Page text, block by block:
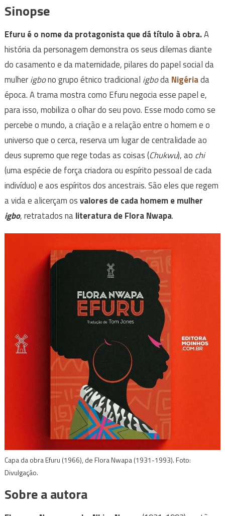
Sinopse
Efuru é o nome da protagonista que dá título à obra.A
história da personagem demonstra os seus dilemas diante
do casamento e da maternidade, pilares do papel social da
mulherigbono grupo étnico tradicional igbodaNigériada
época. A trama mostra como Efuru negocia esse papel e,
para isso, mobiliza o olhar do seu povo. Esse modo como se
percebe o mundo, a criação e a relação entre o homem e o
universo que o cerca, reserva um lugar de centralidade ao
deus supremo que rege todas as coisas (Chukwu), ao chi
(uma espécie de força criadora ou espírito pessoal de cada
indivíduo) e aos espíritos dos ancestrais. São eles que regem
a vida e alicerçam osvalores de cada homem e mulher
igbo, retratados naliteratura de Flora Nwapa.
Capa da obra Efuru (1966), de Flora Nwapa (1931-1993). Foto:
Divulgação.
Sobre a autora